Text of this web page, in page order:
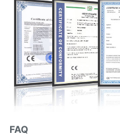
FAQ